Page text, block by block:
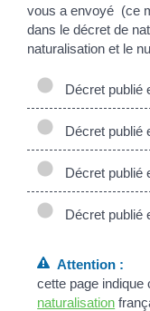
vous a envoyé (ce
dans le décret de
naturalisation et le
Décret publié
Décret publié
Décret publié
Décret publié
Attention :
cette page
naturalisation